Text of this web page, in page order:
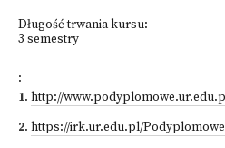
Długość trwania kursu:
3 semestry
:
1. http://
2. https://irk.ur.edu.pl/